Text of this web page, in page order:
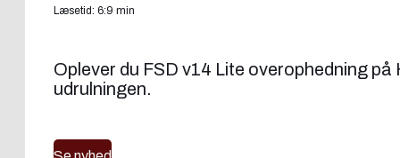
Læsetid: 6:9 min
Oplever du FSD v14 Lite overophedning
udrulningen.